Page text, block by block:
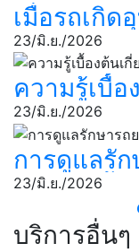
เมื่อรถเกิด
หรือเกิดปัญ
ระหว่างเดิ
แรกที่ควร
23/มิ.ย./2026
ความรู้เบื้อ
กับ พรบ ปร
รถยนต์
23/มิ.ย./2026
การดูแลรัก
รถยนต์เบื้อง
23/มิ.ย./2026
บริการอื่นๆ